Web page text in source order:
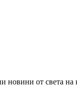
новини от света